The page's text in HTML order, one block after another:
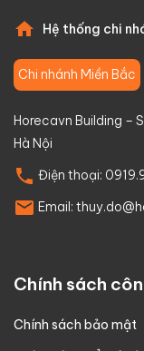
Hệ thống chi
Chi nhánh Miền Bắc
Horecavn Building –
Hà Nội
Điện thoại:
Email:
Chính sách
Chính sách bảo mật